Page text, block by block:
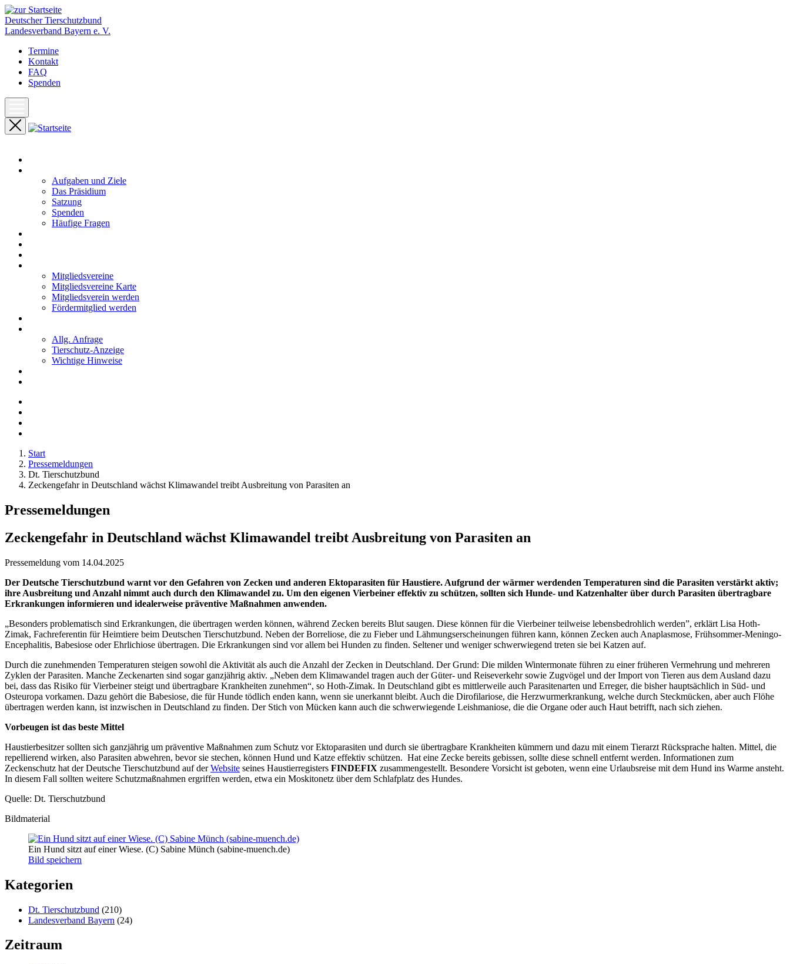
Deutscher Tierschutzbund
Landesverband Bayern e. V.
Termine
Kontakt
FAQ
Spenden
Aufgaben und Ziele
Das Präsidium
Satzung
Spenden
Häufige Fragen
Mitgliedsvereine
Mitgliedsvereine Karte
Mitgliedsverein werden
Fördermitglied werden
Allg. Anfrage
Tierschutz-Anzeige
Wichtige Hinweise
Start
Pressemeldungen
Dt. Tierschutzbund
Zeckengefahr in Deutschland wächst Klimawandel treibt Ausbreitung von Parasiten an
Pressemeldungen
Zeckengefahr in Deutschland wächst Klimawandel treibt Ausbreitung von Parasiten an
Pressemeldung vom 14.04.2025
Der Deutsche Tierschutzbund warnt vor den Gefahren von Zecken und anderen Ektoparasiten für Haustiere. Aufgrund der wärmer werdenden Temperaturen sind die Parasiten verstärkt aktiv;
ihre Ausbreitung und Anzahl nimmt auch durch den Klimawandel zu. Um den eigenen Vierbeiner effektiv zu schützen, sollten sich Hunde- und Katzenhalter über durch Parasiten übertragbare
Erkrankungen informieren und idealerweise präventive Maßnahmen anwenden.
„Besonders problematisch sind Erkrankungen, die übertragen werden können, während Zecken bereits Blut saugen. Diese können für die Vierbeiner teilweise lebensbedrohlich werden”, erklärt Lisa Hoth-
Zimak, Fachreferentin für Heimtiere beim Deutschen Tierschutzbund. Neben der Borreliose, die zu Fieber und Lähmungserscheinungen führen kann, können Zecken auch Anaplasmose, Frühsommer-Meningo-
Encephalitis, Babesiose oder Ehrlichiose übertragen. Die Erkrankungen sind vor allem bei Hunden zu finden. Seltener und weniger schwerwiegend treten sie bei Katzen auf.
Durch die zunehmenden Temperaturen steigen sowohl die Aktivität als auch die Anzahl der Zecken in Deutschland. Der Grund: Die milden Wintermonate führen zu einer früheren Vermehrung und mehreren
Zyklen der Parasiten. Manche Zeckenarten sind sogar ganzjährig aktiv. „Neben dem Klimawandel tragen auch der Güter- und Reiseverkehr sowie Zugvögel und der Import von Tieren aus dem Ausland dazu
bei, dass das Risiko für Vierbeiner steigt und übertragbare Krankheiten zunehmen“, so Hoth-Zimak. In Deutschland gibt es mittlerweile auch Parasitenarten und Erreger, die bisher hauptsächlich in Süd- und
Osteuropa vorkamen. Dazu gehört die Babesiose, die für Hunde tödlich enden kann, wenn sie unerkannt bleibt. Auch die Dirofilariose, die Herzwurmerkrankung, welche durch Steckmücken, aber auch Flöhe
übertragen werden kann, ist inzwischen in Deutschland zu finden. Der Stich von Mücken kann auch die schwerwiegende Leishmaniose, die die Organe oder auch Haut betrifft, nach sich ziehen.
Vorbeugen ist das beste Mittel
Haustierbesitzer sollten sich ganzjährig um präventive Maßnahmen zum Schutz vor Ektoparasiten und durch sie übertragbare Krankheiten kümmern und dazu mit einem Tierarzt Rücksprache halten. Mittel, die
repellierend wirken, also Parasiten abwehren, bevor sie stechen, können Hund und Katze effektiv schützen. Hat eine Zecke bereits gebissen, sollte diese schnell entfernt werden. Informationen zum
Zeckenschutz hat der Deutsche Tierschutzbund auf derWebsite seines Haustierregisters FINDEFIX zusammengestellt. Besondere Vorsicht ist geboten, wenn eine Urlaubsreise mit dem Hund ins Warme ansteht.
In diesem Fall sollten weitere Schutzmaßnahmen ergriffen werden, etwa ein Moskitonetz über dem Schlafplatz des Hundes.
Quelle: Dt. Tierschutzbund
Bildmaterial
Ein Hund sitzt auf einer Wiese. (C) Sabine Münch (sabine-muench.de)
Bild speichern
Kategorien
Dt. Tierschutzbund (210)
Landesverband Bayern (24)
Zeitraum